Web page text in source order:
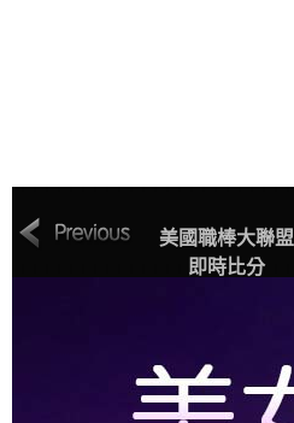
MLB美國職棒大
美國職棒大聯盟
即時比分